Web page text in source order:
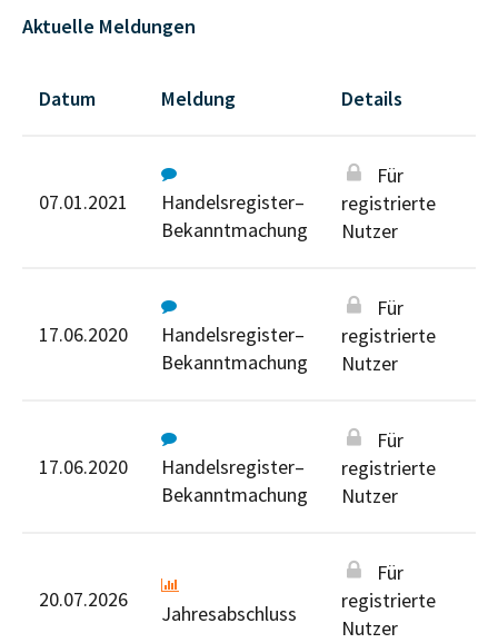
Aktuelle Meldungen
Datum Meldung Details
07.01.2021
Handelsregister–
Bekanntmachung
Für
registrierte
Nutzer
17.06.2020
Handelsregister–
Bekanntmachung
Für
registrierte
Nutzer
17.06.2020
Handelsregister–
Bekanntmachung
Für
registrierte
Nutzer
20.07.2026
Jahresabschluss
Für
registrierte
Nutzer